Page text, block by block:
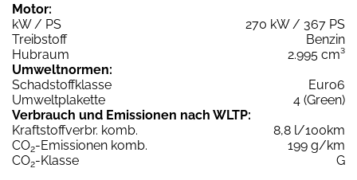
Motor:
kW / PS
270 kW / 367 PS
Treibstoff
Benzin
Hubraum
2.995 cm³
Umweltnormen:
Schadstoffklasse
Euro6
Umweltplakette
4 (Green)
Verbrauch und Emissionen nach WLTP:
Kraftstoffverbr. komb.
8,8 l/100km
CO2-Emissionen komb.
199 g/km
CO2-Klasse G